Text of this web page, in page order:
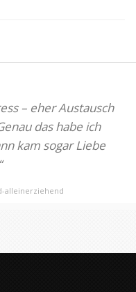
– eher Austausch
das habe ich
kam sogar Liebe
alleinerziehend